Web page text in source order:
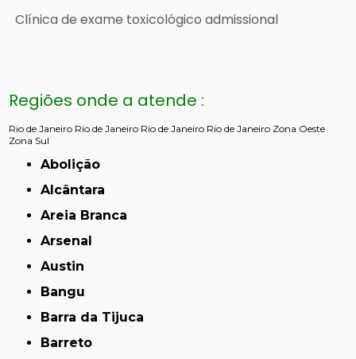
Clínica de exame toxicológico admissional
Regiões onde a atende :
Rio de Janeiro Rio de Janeiro Rio de Janeiro Rio de Janeiro Zona Oeste
Zona Sul
Abolição
Alcântara
Areia Branca
Arsenal
Austin
Bangu
Barra da Tijuca
Barreto